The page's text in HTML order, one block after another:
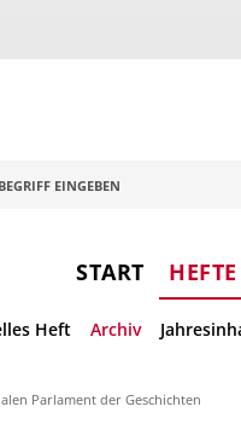
START HEFTE
Heft Archiv
Parlament der Geschichten